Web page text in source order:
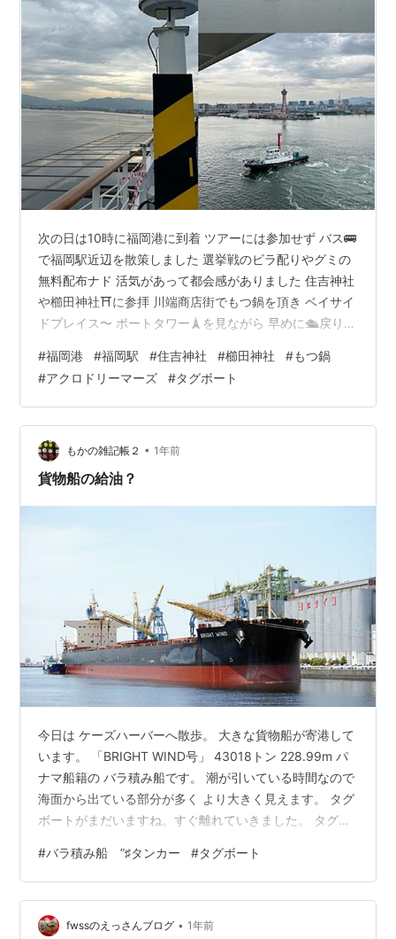
次の日は10時に福岡港に到着 ツアーには参加せず バス🚌
で福岡駅近辺を散策しました 選挙戦のビラ配りやグミの
無料配布ナド 活気があって都会感がありました 住吉神社
や櫛田神社⛩️に参拝 川端商店街でもつ鍋を頂き ベイサイ
ドプレイス〜 ポートタワー🗼を見ながら 早めに🛳️戻りま
ストランはイタリアンなメニューなので パンやパスタは
食べないようにしていました けどデザートが美味しくて
😆 ジェラートも甘さ控えめで👍 吹き抜けのシアターでは
本格的なショーが観れます かなりタイトな感じで部屋に
戻ると グッタリ 夜中にタグボートが接近〜 ロープで牽
引した…
#福岡港 #福岡駅 #住吉神社 #櫛田神社 #もつ鍋
#アクロドリーマーズ #タグボート
もかの雑記帳２ • 1年前
貨物船の給油？
今日は ケーズハーバーへ散歩。 大きな貨物船が寄港して
います。 「BRIGHT WIND号」 43018トン 228.99m パ
ナマ船籍の バラ積み船です。 潮が引いている時間なので
海面から出ている部分が多く より大きく見えます。 タグ
ボートがまだいますね。すぐ離れていきました。 タグボ
船かな？綺麗な船ですが観光船ではなさそうです。
WRIGHT WIND号に 近づき過ぎるくらいです。 そのまま
横付けしました。 「あかり号」には 「ASAHI TANKER]
と書かれています。 給油するのかな？ 今日は珍しい光景
#バラ積み船 ”♯タンカー #タグボート
fwssのえっさんブログ • 1年前